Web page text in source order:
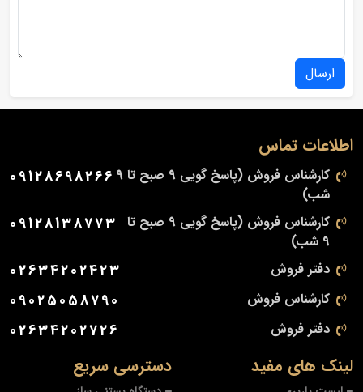
ارسال
دسترسی سریع لینک های مفید
اطلاعات تماس
کارشناس فروش (پاسخ گویی 9 صبح تا 9
شب)
09128698266
کارشناس فروش (پاسخ گویی 9 صبح تا
9 شب)
09128138773
دفتر فروش 02634202423
کارشناس فروش 09025058790
دفتر فروش 02634202726